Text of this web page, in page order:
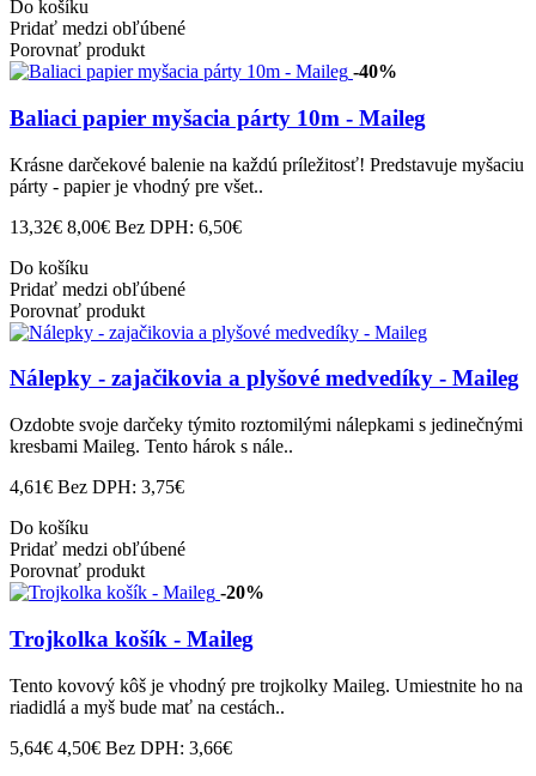
Do košíku
Pridať medzi obľúbené
Porovnať produkt
-40%
Baliaci papier myšacia párty 10m - Maileg
Krásne darčekové balenie na každú príležitosť! Predstavuje myšaciu
párty - papier je vhodný pre všet..
13,32€ 8,00€ Bez DPH: 6,50€
Do košíku
Pridať medzi obľúbené
Porovnať produkt
Nálepky - zajačikovia a plyšové medvedíky - Maileg
Ozdobte svoje darčeky týmito roztomilými nálepkami s jedinečnými
kresbami Maileg. Tento hárok s nále..
4,61€ Bez DPH: 3,75€
Do košíku
Pridať medzi obľúbené
Porovnať produkt
-20%
Trojkolka košík - Maileg
Tento kovový kôš je vhodný pre trojkolky Maileg. Umiestnite ho na
riadidlá a myš bude mať na cestách..
5,64€ 4,50€ Bez DPH: 3,66€